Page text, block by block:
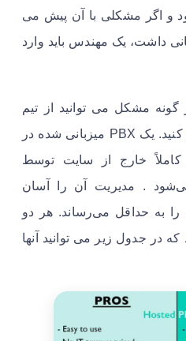
اگر مشکلی با آن پیش می
داشت، یک مهندس باید وارد
مشکل می توانید از تیم
داخلی شخصی خود استفاده کنید. یک PBX میزبانی شده در
خارج از سایت توسط
می‌شود . مدیریت آن را آسان
را به حداقل می‌رساند. هر دو
در جدول زیر می توانید آنها